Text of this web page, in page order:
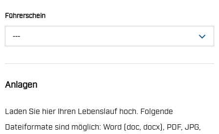
Führerschein
---
Anlagen
Laden Sie hier Ihren Lebenslauf hoch. Folgende
Dateiformate sind möglich: Word (doc, docx), PDF, JPG,